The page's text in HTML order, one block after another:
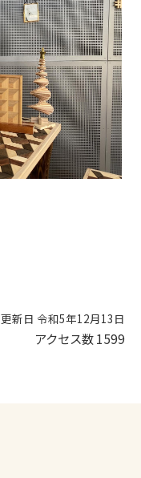
更新日 令和5年12月13日
アクセス数1599